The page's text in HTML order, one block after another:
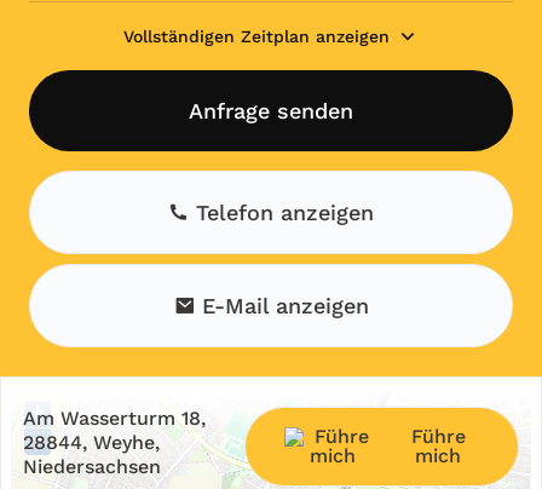
Vollständigen Zeitplan anzeigen
Anfrage senden
Telefon anzeigen
E-Mail anzeigen
+
−
Am Wasserturm 18,
28844, Weyhe,
Niedersachsen
Führe
mich